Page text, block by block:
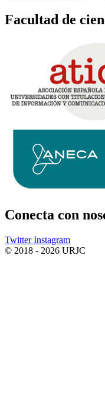
Facultad de
Conecta con
Twitter Instagram
© 2018 - 2026 URJC